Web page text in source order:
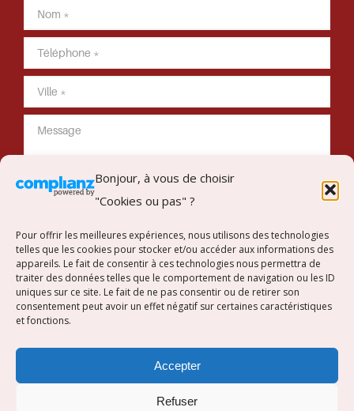
Bonjour, à vous de choisir
"Cookies ou pas" ?
Pour offrir les meilleures expériences, nous utilisons des technologies
telles que les cookies pour stocker et/ou accéder aux informations des
appareils. Le fait de consentir à ces technologies nous permettra de
traiter des données telles que le comportement de navigation ou les ID
uniques sur ce site. Le fait de ne pas consentir ou de retirer son
consentement peut avoir un effet négatif sur certaines caractéristiques
et fonctions.
Accepter
Refuser
Envoyer mon message
Suivez-nous sur Instagram